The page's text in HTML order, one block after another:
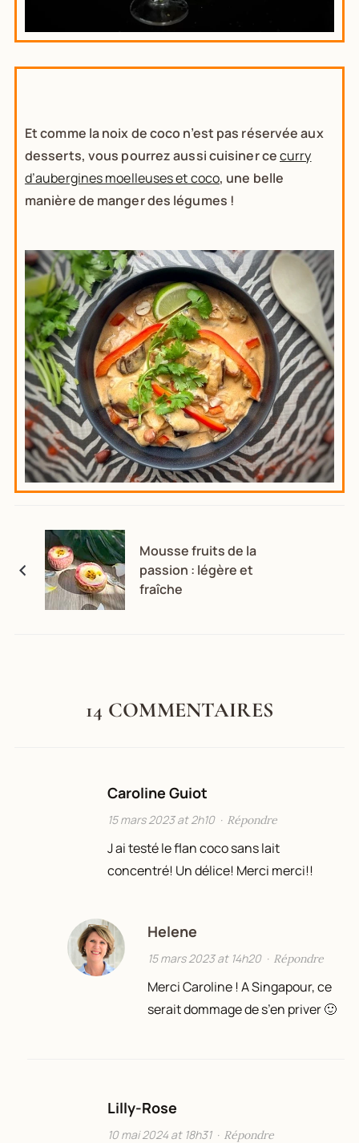
Et comme la noix de coco n’est pas réservée aux
desserts, vous pourrez aussi cuisiner cecurry
d’aubergines moelleuses et coco, une belle
manière de manger des légumes !
Mousse fruits de la
passion : légère et
fraîche
14 COMMENTAIRES
Caroline Guiot
15 mars 2023 at 2h10· Répondre
J ai testé le flan coco sans lait
concentré! Un délice! Merci merci!!
Helene
15 mars 2023 at 14h20· Répondre
Merci Caroline ! A Singapour, ce
serait dommage de s’en priver 🙂
Lilly-Rose
10 mai 2024 at 18h31· Répondre